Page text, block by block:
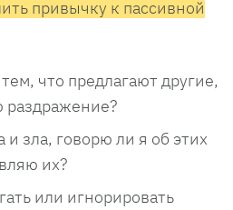
привычку к пассивной
что предлагают другие,
раздражение?
и зла, говорю ли я об этих
их?
или игнорировать